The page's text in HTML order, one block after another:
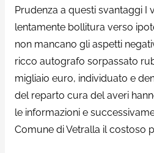
Prudenza a questi svantaggi I
lentamente bollitura verso
non mancano gli aspetti
ricco autografo sorpassato
migliaio euro, individuato e
del reparto cura del averi
le informazioni e
Comune di Vetralla il costoso